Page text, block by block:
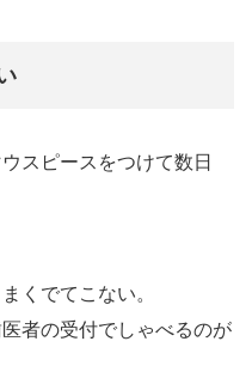
スピースをつけて数日
くでてこない。
者の受付でしゃべるのが